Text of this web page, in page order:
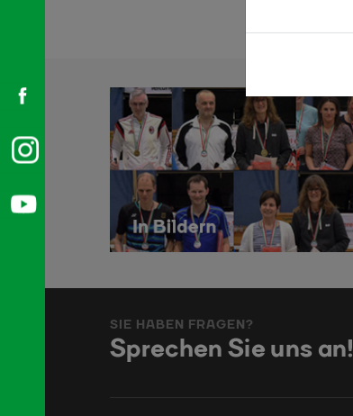
SIE HABEN FRAGEN?
Sprechen Sie uns an!